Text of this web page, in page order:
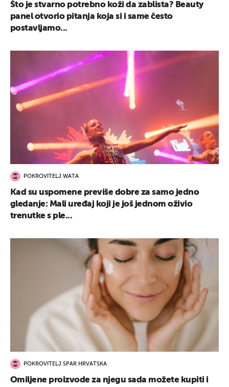
Što je stvarno potrebno koži da zablista? Beauty
panel otvorio pitanja koja si i same često
postavljamo...
POKROVITELJ WATA
Kad su uspomene previše dobre za samo jedno
gledanje: Mali uređaj koji je još jednom oživio
trenutke s ple...
POKROVITELJ SPAR HRVATSKA
Omiljene proizvode za njegu sada možete kupiti i